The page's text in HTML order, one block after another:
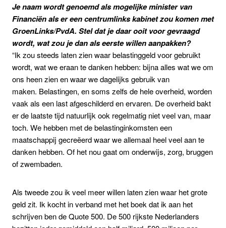
Je naam wordt genoemd als mogelijke ministervan
Financiën als er een centrumlinks kabinet zou komenmet
GroenLinks/PvdA. Stel dat je daar ooit voor gevraagd
wordt, wat zou je dan als eerste willen aanpakken?
“Ik zou steeds laten zien waar belastinggeld voor gebruikt
wordt, wat we eraan te danken hebben: bijna alles wat we om
ons heen zien en waar we dagelijks gebruik van
maken. Belastingen, en soms zelfs de hele overheid, worden
vaak als een last afgeschilderd en ervaren. De overheid bakt
er de laatste tijd natuurlijk ook regelmatig niet veel van, maar
toch. We hebben met de belastinginkomsten een
maatschappij gecreëerd waar we allemaal heel veel aan te
danken hebben. Of het nou gaat om onderwijs, zorg, bruggen
of zwembaden.
Als tweede zou ik veel meer willen laten zien waar het grote
geld zit. Ik kocht in verband met het boek dat ik aan het
schrijven ben de Quote 500. De 500 rijkste Nederlanders